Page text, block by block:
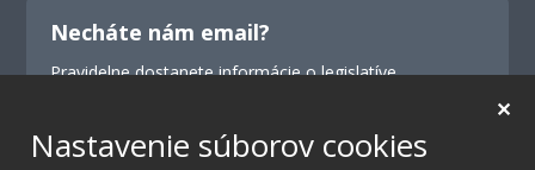
Nastavenie súborov cookies
✕
Necháte nám email?
Pravidelne dostanete informácie o legislatíve,
Odoslať